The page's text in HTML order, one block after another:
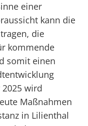
einer
kann die
die
kommende
somit einen
wird
Maßnahmen
in Lilienthal